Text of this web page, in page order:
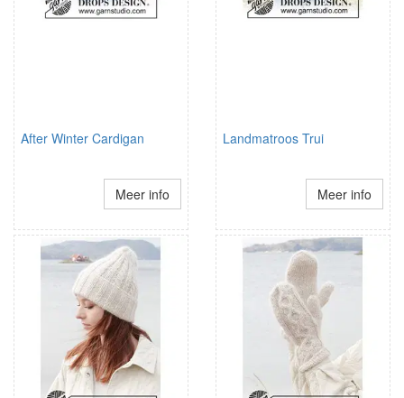
After Winter Cardigan
Meer info
Landmatroos Trui
Meer info